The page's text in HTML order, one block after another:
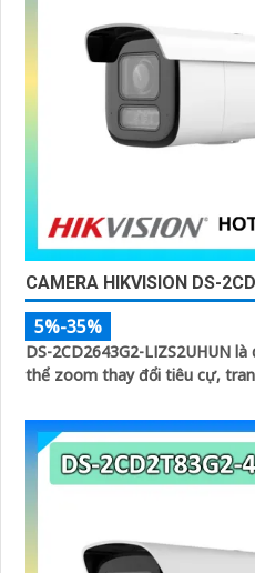
CAMERA HIKVISION DS-
5%-35%
DS-2CD2643G2-LIZS2UHUN
thể zoom thay đổi tiêu cự,